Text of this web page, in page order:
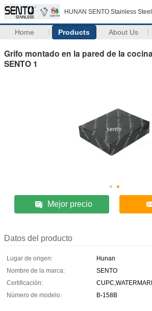
HUNAN SENTO Stainless
Home Products About Us
Grifo montado en la pared de la
SENTO 1
Mejor precio
Datos del producto
Lugar de origen:
Hunan
Nombre de la marca:
SENTO
Certificación:
Número de modelo:
B-158B